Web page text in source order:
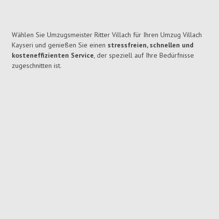
Wählen Sie Umzugsmeister Ritter Villach für Ihren Umzug Villach
Kayseri und genießen Sie einen stressfreien, schnellen und
kosteneffizienten Service, der speziell auf Ihre Bedürfnisse
zugeschnitten ist.